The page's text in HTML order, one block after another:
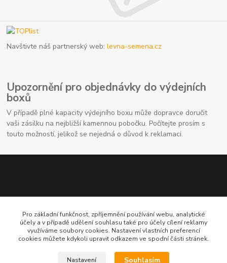
Navštivte náš partnerský web:levna-semena.cz
Upozornění pro objednávky do výdejních
boxů
V případě plné kapacity výdejního boxu může dopravce doručit
vaši zásilku na nejbližší kamennou pobočku. Počítejte prosím s
touto možností, jelikož se nejedná o důvod k reklamaci.
Kontaktní údaje
Pro základní funkčnost, zpříjemnění používání webu, analytické
účely a v případě udělení souhlasu také pro účely cílení reklamy
využíváme soubory cookies. Nastavení vlastních preferencí
cookies můžete kdykoli upravit odkazem ve spodní části stránek.
Nastavení Souhlasím